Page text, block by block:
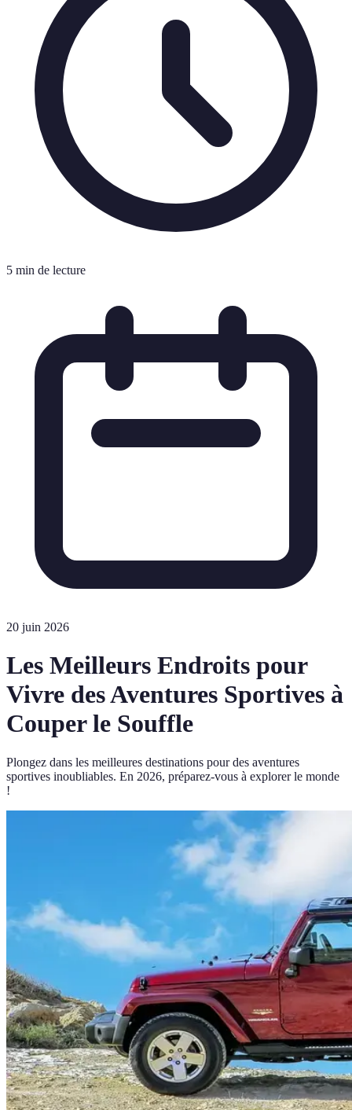
5 min de lecture
20 juin 2026
Les Meilleurs Endroits pour
Vivre des Aventures Sportives à
Couper le Souffle
Plongez dans les meilleures destinations pour des aventures
sportives inoubliables. En 2026, préparez-vous à explorer le monde
!